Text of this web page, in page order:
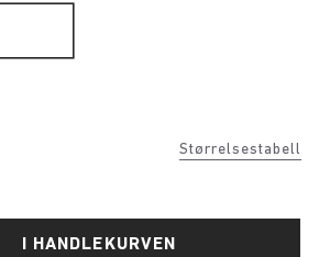
Størrelsestabell
I HANDLEKURVEN